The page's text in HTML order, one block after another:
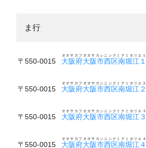
ま行
〒550-0015 大阪府大阪市西区南堀江１
オオサカフオオサカシニシクミナミホリエ１
〒550-0015 大阪府大阪市西区南堀江２
オオサカフオオサカシニシクミナミホリエ２
〒550-0015 大阪府大阪市西区南堀江３
オオサカフオオサカシニシクミナミホリエ３
〒550-0015 大阪府大阪市西区南堀江４
オオサカフオオサカシニシクミナミホリエ４